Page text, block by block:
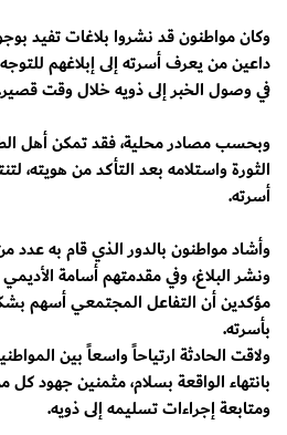
وكان مواطنون قد نشروا بلاغات تفيد
داعين من يعرف أسرته إلى إبلاغهم
في وصول الخبر إلى ذويه خلال وقت
وبحسب مصادر محلية، فقد تمكن أهل
الثورة واستلامه بعد التأكد من هويته،
أسرته.
وأشاد مواطنون بالدور الذي قام به عدد
ونشر البلاغ، وفي مقدمتهم أسامة
مؤكدين أن التفاعل المجتمعي أسهم
بأسرته.
ولاقت الحادثة ارتياحاً واسعاً بين
بانتهاء الواقعة بسلام، مثمنين جهود
ومتابعة إجراءات تسليمه إلى ذويه.